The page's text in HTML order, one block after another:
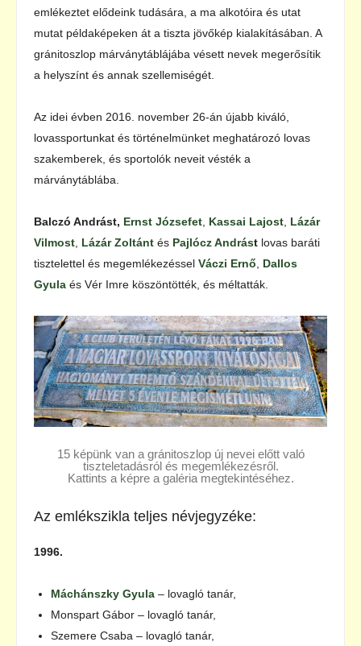
emlékeztet elődeink tudására, a ma alkotóira és utat
mutat példaképeken át a tiszta jövőkép kialakításában. A
gránitoszlop márványtáblájába vésett nevek megerősítik
a helyszínt és annak szellemiségét.
Az idei évben 2016. november 26-án újabb kiváló,
lovassportunkat és történelmünket meghatározó lovas
szakemberek, és sportolók neveit vésték a
márványtáblába.
Balczó Andrást, Ernst Józsefet Kassai Lajost Lázár
Vilmost Lázár Zoltánt és Pajlócz Andrást lovas baráti
tisztelettel és megemlékezéssel Váczi Ernő
Dallos
Gyula és Vér Imre köszöntötték, és méltatták.
15 képünk van a gránitoszlop új nevei előtt való
tiszteletadásról és megemlékezésről.
Kattints a képre a galéria megtekintéséhez.
Az emlékszikla teljes névjegyzéke:
1996.
Máchánszky Gyula – lovagló tanár,
Monspart Gábor – lovagló tanár,
Szemere Csaba – lovagló tanár,